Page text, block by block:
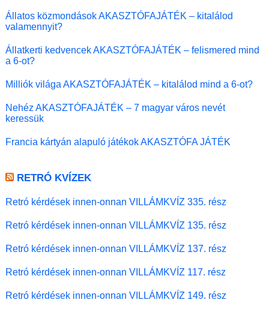
Állatos közmondások AKASZTÓFAJÁTÉK – kitalálod
valamennyit?
Állatkerti kedvencek AKASZTÓFAJÁTÉK – felismered mind
a 6-ot?
Milliók világa AKASZTÓFAJÁTÉK – kitalálod mind a 6-ot?
Nehéz AKASZTÓFAJÁTÉK – 7 magyar város nevét
keressük
Francia kártyán alapuló játékok AKASZTÓFA JÁTÉK
RETRÓ KVÍZEK
Retró kérdések innen-onnan VILLÁMKVÍZ 335. rész
Retró kérdések innen-onnan VILLÁMKVÍZ 135. rész
Retró kérdések innen-onnan VILLÁMKVÍZ 137. rész
Retró kérdések innen-onnan VILLÁMKVÍZ 117. rész
Retró kérdések innen-onnan VILLÁMKVÍZ 149. rész